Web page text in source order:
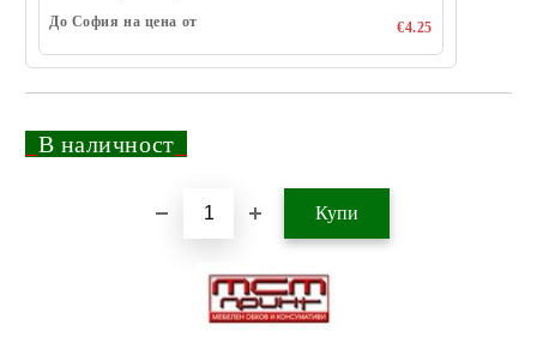
До София на цена от
€4.25
В наличност